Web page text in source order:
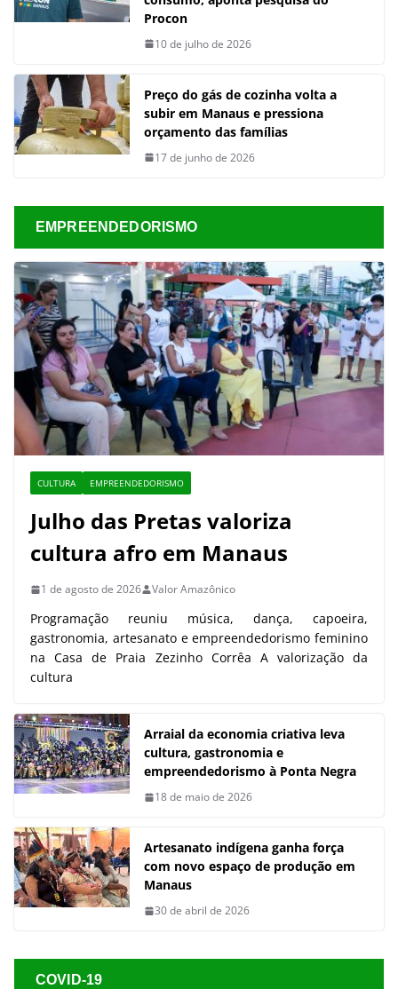
Procon
10 de julho de 2026
Preço do gás de cozinha volta a
subir em Manaus e pressiona
orçamento das famílias
17 de junho de 2026
EMPREENDEDORISMO
CULTURA EMPREENDEDORISMO
Julho das Pretas valoriza
cultura afro em Manaus
1 de agosto de 2026 Valor Amazônico
Programação reuniu música, dança, capoeira,
gastronomia, artesanato e empreendedorismo feminino
na Casa de Praia Zezinho Corrêa A valorização da
cultura
Arraial da economia criativa leva
cultura, gastronomia e
empreendedorismo à Ponta Negra
18 de maio de 2026
Artesanato indígena ganha força
com novo espaço de produção em
Manaus
30 de abril de 2026
COVID-19